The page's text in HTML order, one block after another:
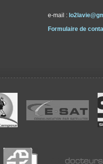
e-mail :
Formulaire de